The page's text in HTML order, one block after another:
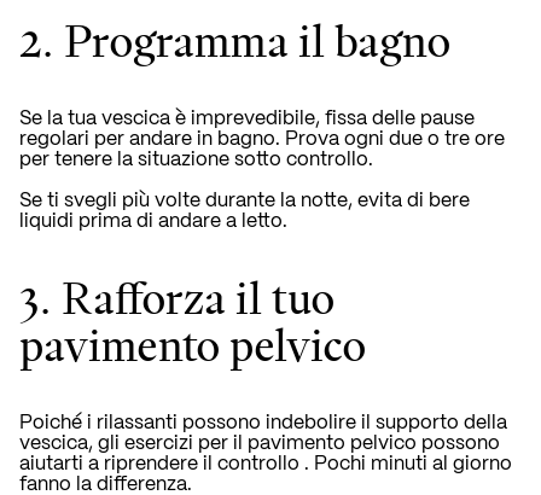
2. Programma il bagno
Se la tua vescica è imprevedibile, fissa delle pause
regolari per andare in bagno. Prova ogni due o tre ore
per tenere la situazione sotto controllo.
Se ti svegli più volte durante la notte, evita di bere
liquidi prima di andare a letto.
3. Rafforza il tuo
pavimento pelvico
Poiché i rilassanti possono indebolire il supporto della
vescica, gli esercizi per il pavimento pelvico possono
aiutarti a riprendere il controllo . Pochi minuti al giorno
fanno la differenza.